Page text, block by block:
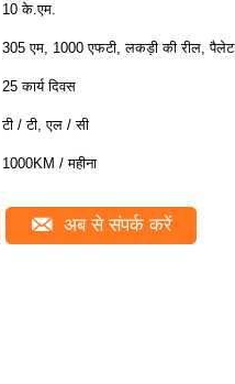
10 के.एम.
305 एम, 1000 एफटी, लकड़ी की रील, पैलेट
25 कार्य दिवस
टी / टी, एल / सी
1000KM / महीना
अब से संपर्क करें